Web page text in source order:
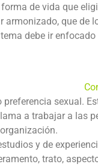
de vida que
que de
debe ir
sexual.
a trabajar a las
y de
trato,